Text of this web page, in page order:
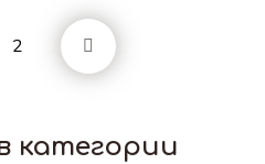
2
категории